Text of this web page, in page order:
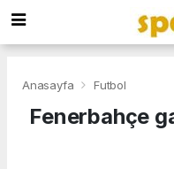
Anasayfa Futbol
Fenerbahçe